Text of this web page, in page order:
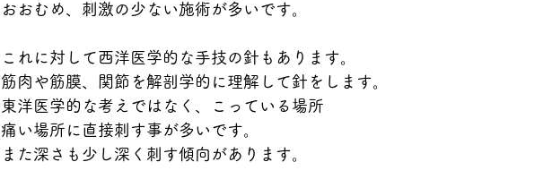
おおむめ、刺激の少ない施術が多いです。
これに対して西洋医学的な手技の針もあります。
筋肉や筋膜、関節を解剖学的に理解して針をします。
東洋医学的な考えではなく、こっている場所
痛い場所に直接刺す事が多いです。
また深さも少し深く刺す傾向があります。